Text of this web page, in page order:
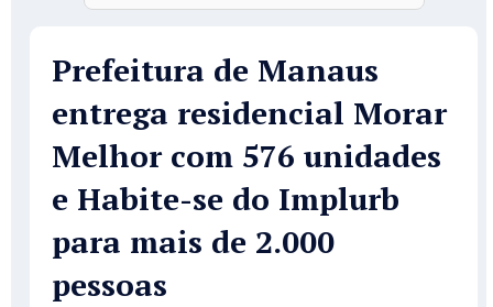
Prefeitura de Manaus
entrega residencial Morar
Melhor com 576 unidades
e Habite-se do Implurb
para mais de 2.000
pessoas